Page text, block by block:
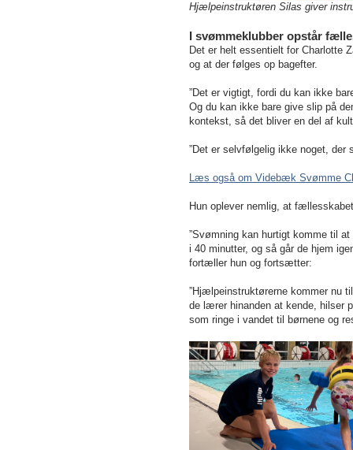
Hjælpeinstruktøren Silas giver
I svømmeklubber opstår
Det er helt essentielt for Charlotte
og at der følges op bagefter.
”Det er vigtigt, fordi du kan ikke
Og du kan ikke bare give slip på
kontekst, så det bliver en del af
”Det er selvfølgelig ikke noget, der
Læs også om Videbæk Svømme
Hun oplever nemlig, at
”Svømning kan hurtigt komme til
i 40 minutter, og så går de hjem
fortæller hun og fortsætter:
”Hjælpeinstruktørerne kommer nu
de lærer hinanden at kende, hilser
som ringe i vandet til børnene og